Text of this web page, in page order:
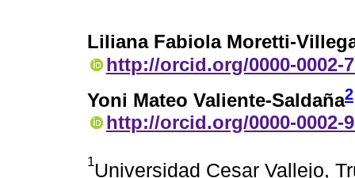
Liliana Fabiola Moretti-
http://orcid.org/0000-0002-
Yoni Mateo Valiente-Saldaña2
http://orcid.org/0000-0002-
1Universidad Cesar Vallejo,